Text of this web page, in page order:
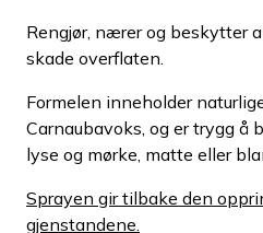
Rengjør, nærer og beskytter
skade overflaten.
Formelen inneholder
Carnaubavoks, og er trygg å
lyse og mørke, matte eller
Sprayen gir tilbake den
gjenstandene.